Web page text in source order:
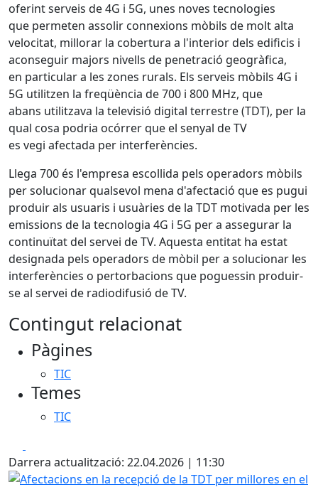
oferint serveis de 4G i 5G, unes noves tecnologies
que permeten assolir connexions mòbils de molt alta
velocitat, millorar la cobertura a l'interior dels edificis i
aconseguir majors nivells de penetració geogràfica,
en particular a les zones rurals. Els serveis mòbils 4G i
5G utilitzen la freqüència de 700 i 800 MHz, que
abans utilitzava la televisió digital terrestre (TDT), per la
qual cosa podria ocórrer que el senyal de TV
es vegi afectada per interferències.
Llega 700 és l'empresa escollida pels operadors mòbils
per solucionar qualsevol mena d'afectació que es pugui
produir als usuaris i usuàries de la TDT motivada per les
emissions de la tecnologia 4G i 5G per a assegurar la
continuïtat del servei de TV. Aquesta entitat ha estat
designada pels operadors de mòbil per a solucionar les
interferències o pertorbacions que poguessin produir-
se al servei de radiodifusió de TV.
Contingut relacionat
Pàgines
TIC
Temes
TIC
Darrera actualització: 22.04.2026 | 11:30
Afectacions en la recepció de la TDT per millores en el